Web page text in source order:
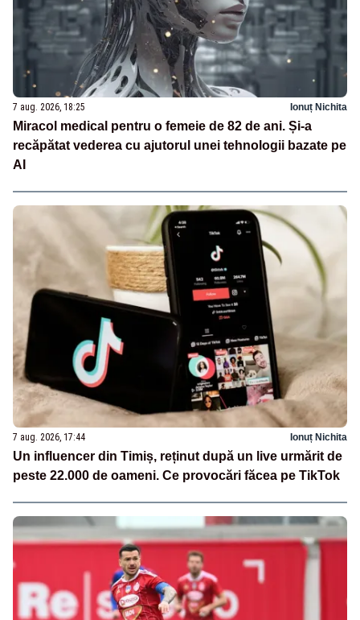
7 aug. 2026, 18:25 Ionuț Nichita
Miracol medical pentru o femeie de 82 de ani. Și-a
recăpătat vederea cu ajutorul unei tehnologii bazate pe
AI
7 aug. 2026, 17:44 Ionuț Nichita
Un influencer din Timiș, reținut după un live urmărit de
peste 22.000 de oameni. Ce provocări făcea pe TikTok